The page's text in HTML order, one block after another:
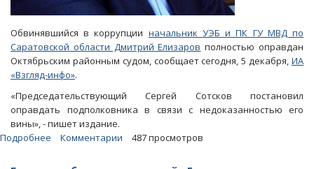
Обвинявшийся в коррупции начальник УЭБ и ПК ГУ МВД по
Саратовской области Дмитрий Елизаров полностью оправдан
Октябрьским районным судом, сообщает сегодня, 5 декабря, ИА
«Взгляд-инфо».
«Председательствующий Сергей Сотсков постановил
оправдать подполковника в связи с недоказанностью его
вины», - пишет издание.
Подробнее
полностью
Комментарии 487 просмотров